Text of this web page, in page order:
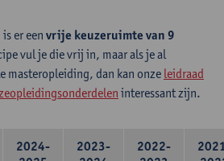
er een vrije keuzeruimte van 9
vul je die vrij in, maar als je al
masteropleiding, dan kan onze leidraad
interessant zijn.
2024-
2023-
2022-